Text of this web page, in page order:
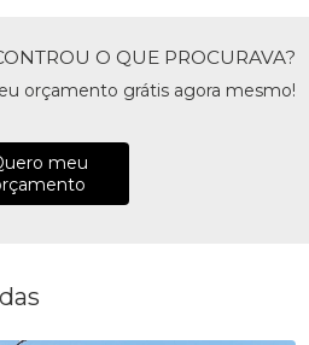
O QUE PROCURAVA?
orçamento grátis agora mesmo!
meu